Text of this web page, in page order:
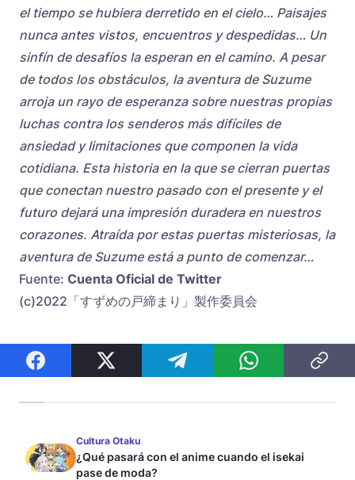
el tiempo se hubiera derretido en el cielo… Paisajes
nunca antes vistos, encuentros y despedidas… Un
sinfín de desafíos la esperan en el camino. A pesar
de todos los obstáculos, la aventura de Suzume
arroja un rayo de esperanza sobre nuestras propias
luchas contra los senderos más difíciles de
ansiedad y limitaciones que componen la vida
cotidiana. Esta historia en la que se cierran puertas
que conectan nuestro pasado con el presente y el
futuro dejará una impresión duradera en nuestros
corazones. Atraída por estas puertas misteriosas, la
aventura de Suzume está a punto de comenzar…
Fuente: Cuenta Oficial de Twitter
(c)2022「すずめの戸締まり」製作委員会
Cultura Otaku
¿Qué pasará con el anime cuando el isekai
pase de moda?